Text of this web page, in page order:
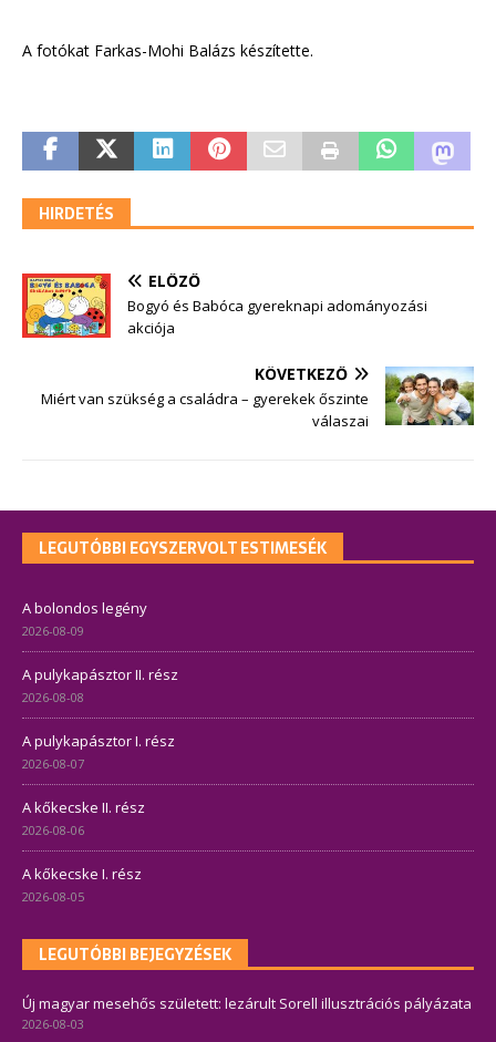
A fotókat Farkas-Mohi Balázs készítette.
HIRDETÉS
ELŐZŐ
Bogyó és Babóca gyereknapi adományozási
akciója
KÖVETKEZŐ
Miért van szükség a családra – gyerekek őszinte
válaszai
LEGUTÓBBI EGYSZERVOLT ESTIMESÉK
A bolondos legény
2026-08-09
A pulykapásztor II. rész
2026-08-08
A pulykapásztor I. rész
2026-08-07
A kőkecske II. rész
2026-08-06
A kőkecske I. rész
2026-08-05
LEGUTÓBBI BEJEGYZÉSEK
Új magyar mesehős született: lezárult Sorell illusztrációs pályázata
2026-08-03